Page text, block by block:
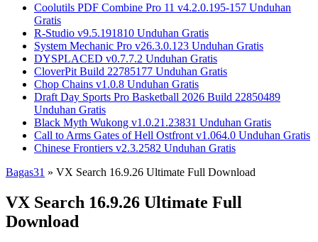
Coolutils PDF Combine Pro 11 v4.2.0.195-157 Unduhan
Gratis
R-Studio v9.5.191810 Unduhan Gratis
System Mechanic Pro v26.3.0.123 Unduhan Gratis
DYSPLACED v0.7.7.2 Unduhan Gratis
CloverPit Build 22785177 Unduhan Gratis
Chop Chains v1.0.8 Unduhan Gratis
Draft Day Sports Pro Basketball 2026 Build 22850489
Unduhan Gratis
Black Myth Wukong v1.0.21.23831 Unduhan Gratis
Call to Arms Gates of Hell Ostfront v1.064.0 Unduhan Gratis
Chinese Frontiers v2.3.2582 Unduhan Gratis
Bagas31 » VX Search 16.9.26 Ultimate Full Download
VX Search 16.9.26 Ultimate Full
Download